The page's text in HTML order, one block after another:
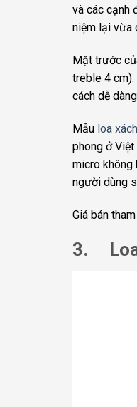
và các cạnh
niệm lại vừa
Mặt trước
treble 4 cm).
cách dễ
Mẫu loa
phong ở
micro không
người dùng
Giá bán
3. Loa